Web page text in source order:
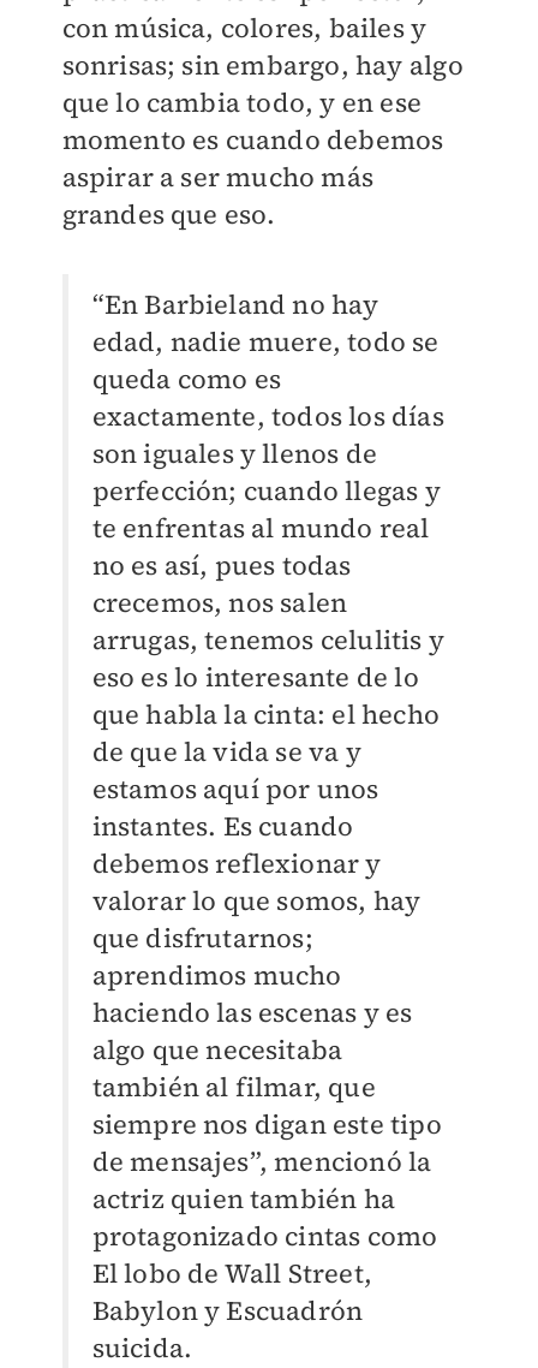
con música, colores, bailes y
sonrisas; sin embargo, hay algo
que lo cambia todo, y en ese
momento es cuando debemos
aspirar a ser mucho más
grandes que eso.
“En Barbieland no hay
edad, nadie muere, todo se
queda como es
exactamente, todos los días
son iguales y llenos de
perfección; cuando llegas y
te enfrentas al mundo real
no es así, pues todas
crecemos, nos salen
arrugas, tenemos celulitis y
eso es lo interesante de lo
que habla la cinta: el hecho
de que la vida se va y
estamos aquí por unos
instantes. Es cuando
debemos reflexionar y
valorar lo que somos, hay
que disfrutarnos;
aprendimos mucho
haciendo las escenas y es
algo que necesitaba
también al filmar, que
siempre nos digan este tipo
de mensajes”, mencionó la
actriz quien también ha
protagonizado cintas como
El lobo de Wall Street,
Babylon y Escuadrón
suicida.